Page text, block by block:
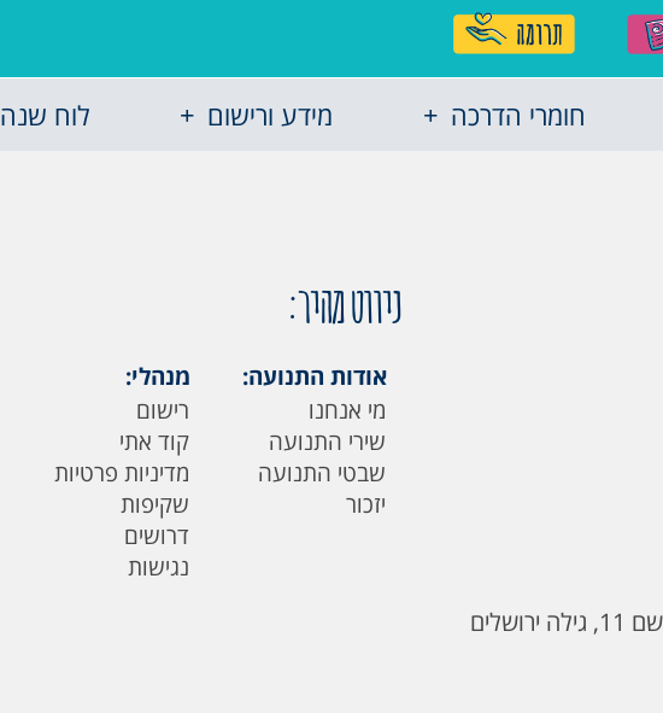
חומרי הדרכה מידע ורישום לוח שנה
ניווט מהיר:
אודות התנועה:
מי אנחנו
שירי התנועה
שבטי התנועה
יזכור
מנהלי:
רישום
קוד אתי
מדיניות פרטיות
שקיפות
דרושים
נגישות